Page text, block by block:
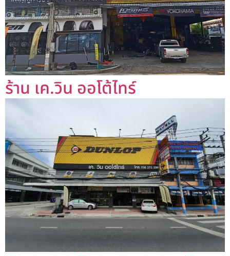
ร้าน เค.วิน ออโต้ไทร์